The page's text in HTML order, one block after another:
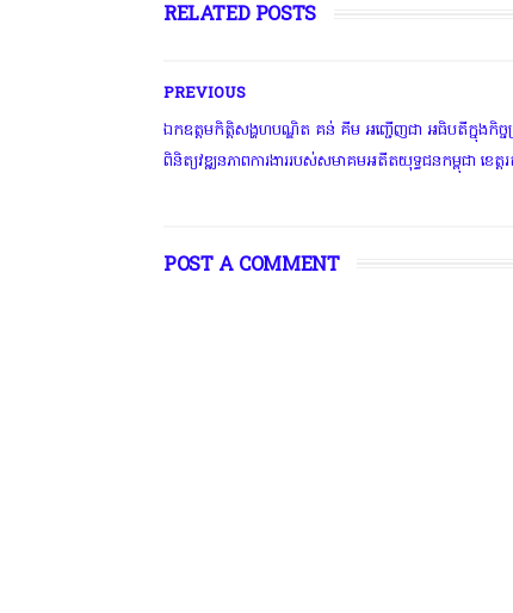
RELATED POSTS
PREVIOUS
ឯកឧត្តមកិត្តិសង្ហហបណ្ឌិត គន់ គីម អញ្ជើញជា អធិបតីក្នុងកិច្ច
ពិនិត្យវឌ្ឍនភាពការងាររបស់សមាគមអតីតយុទ្ធជនកម្ពុជា ខេត្ត
POST A COMMENT